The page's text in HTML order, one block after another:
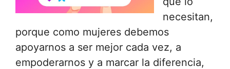
necesitan,
porque como mujeres debemos
apoyarnos a ser mejor cada vez, a
empoderarnos y a marcar la diferencia,